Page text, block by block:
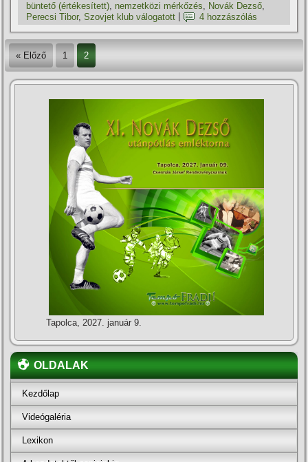
büntető (értékesí­tett), nemzetközi mérkőzés, Novák Dezső,
Perecsi Tibor,Szovjet klub válogatott 4 hozzászólás
« Előző 1 2
Tapolca, 2027. január 9.
OLDALAK
Kezdőlap
Videógaléria
Lexikon